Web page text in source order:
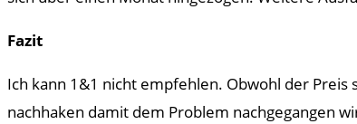
Fazit
Ich kann 1&1 nicht empfehlen. Obwohl der
nachhaken damit dem Problem nachgegangen